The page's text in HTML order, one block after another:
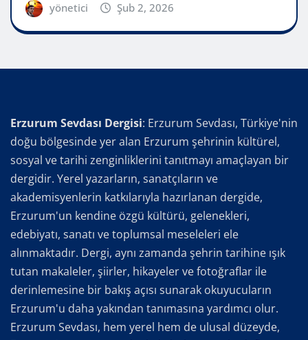
yönetici Şub 2, 2026
Erzurum Sevdası Dergisi: Erzurum Sevdası, Türkiye'nin
doğu bölgesinde yer alan Erzurum şehrinin kültürel,
sosyal ve tarihi zenginliklerini tanıtmayı amaçlayan bir
dergidir. Yerel yazarların, sanatçıların ve
akademisyenlerin katkılarıyla hazırlanan dergide,
Erzurum'un kendine özgü kültürü, gelenekleri,
edebiyatı, sanatı ve toplumsal meseleleri ele
alınmaktadır. Dergi, aynı zamanda şehrin tarihine ışık
tutan makaleler, şiirler, hikayeler ve fotoğraflar ile
derinlemesine bir bakış açısı sunarak okuyucuların
Erzurum'u daha yakından tanımasına yardımcı olur.
Erzurum Sevdası, hem yerel hem de ulusal düzeyde,